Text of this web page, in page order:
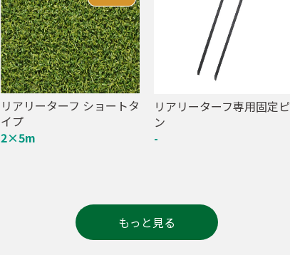
リアリーターフ ショートタ
イプ
2×5m
リアリーターフ専用固定ピ
ン
-
もっと見る